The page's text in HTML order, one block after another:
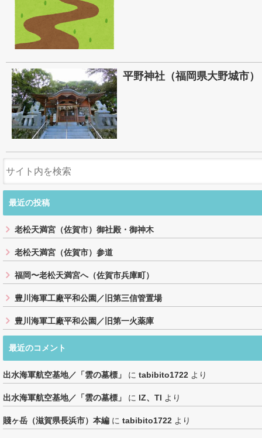
平野神社（福岡県大野城市）
最近の投稿
老松天満宮（佐賀市）御社殿・御神木
老松天満宮（佐賀市）参道
福岡〜老松天満宮へ（佐賀市兵庫町）
豊川海軍工廠平和公園／旧第三信管置場
豊川海軍工廠平和公園／旧第一火薬庫
最近のコメント
出水海軍航空基地／「雲の墓標」 に tabibito1722 より
出水海軍航空基地／「雲の墓標」 に IZ、TI より
賤ヶ岳（滋賀県長浜市）本編 に tabibito1722 より